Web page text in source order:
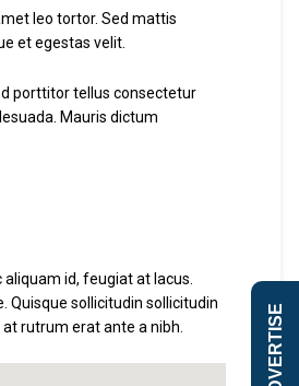
ADVERTISE
leo tortor. Sed mattis
et egestas velit.
porttitor tellus consectetur
Mauris dictum
id, feugiat at lacus.
Quisque sollicitudin sollicitudin
rutrum erat ante a nibh.